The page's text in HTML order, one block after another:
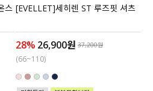
스 [EVELLET]세히렌 ST 루즈핏 셔츠
28% 26,900원 37,200원
(66~110)